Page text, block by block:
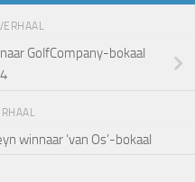
GolfCompany-bokaal
winnaar ‘van Os’-bokaal